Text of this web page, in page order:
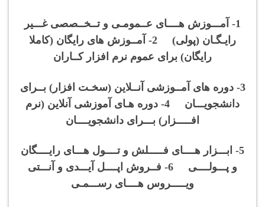
1- آمـــوزش هــــای عــمومـی و تــخــصصی غـــیر
رایـگـان (پولی) 2- آمــوزش های رایگان (کاملا
رایگان) برای عموم نرم افزار کــاران
3- دوره های آمــوزشی آنــلاین (سخـت افزار) بــرای
دانشجویـــان 4- دوره هـای آموزشی آنلاین (نرم
افـــــزار) بـــرای دانشجویــــان
5- ابـــزار هــــای فـــــلش و تــــول هـــای رایــــگان
و پـــولــــی 6- فــروش اپــــل آیـــدی و آنـــتی
ویـــــروس هــــای رســـمـی